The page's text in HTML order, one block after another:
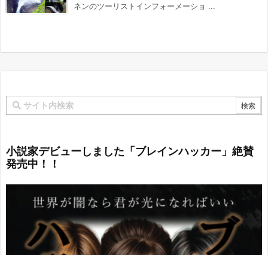
ネンのツーリストインフォーメーショ ...
小説家デビューしました「ブレインハッカー」絶賛
発売中！！